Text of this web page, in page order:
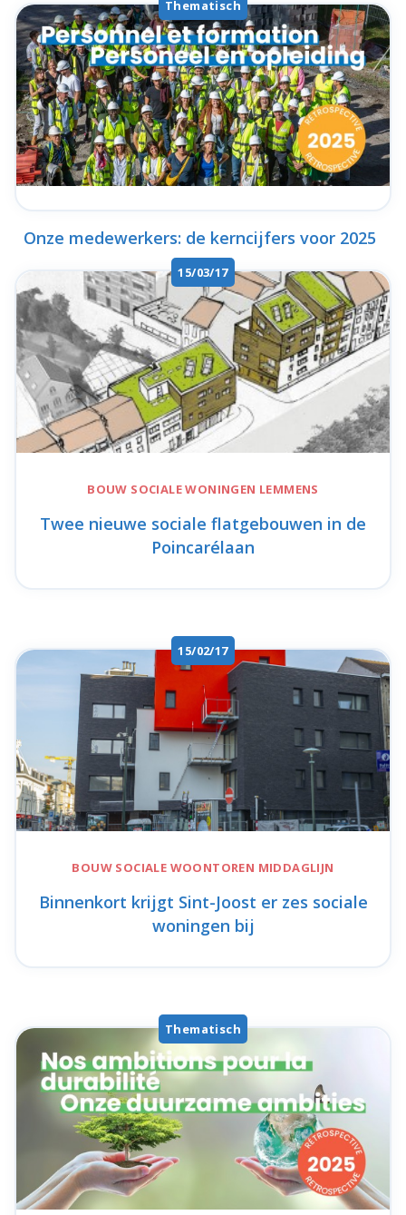
Thematisch
Onze medewerkers: de kerncijfers voor 2025
15/03/17
BOUW SOCIALE WONINGEN LEMMENS
Twee nieuwe sociale flatgebouwen in de
Poincarélaan
15/02/17
BOUW SOCIALE WOONTOREN MIDDAGLIJN
Binnenkort krijgt Sint-Joost er zes sociale
woningen bij
Thematisch